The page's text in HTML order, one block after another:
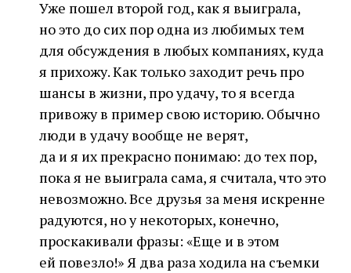
Уже пошел второй год, как я выиграла,
но это до сих пор одна из любимых тем
для обсуждения в любых компаниях, куда
я прихожу. Как только заходит речь про
шансы в жизни, про удачу, то я всегда
привожу в пример свою историю. Обычно
люди в удачу вообще не верят,
да и я их прекрасно понимаю: до тех пор,
пока я не выиграла сама, я считала, что это
невозможно. Все друзья за меня искренне
радуются, но у некоторых, конечно,
проскакивали фразы: «Еще и в этом
ей повезло!» Я два раза ходила на съемки